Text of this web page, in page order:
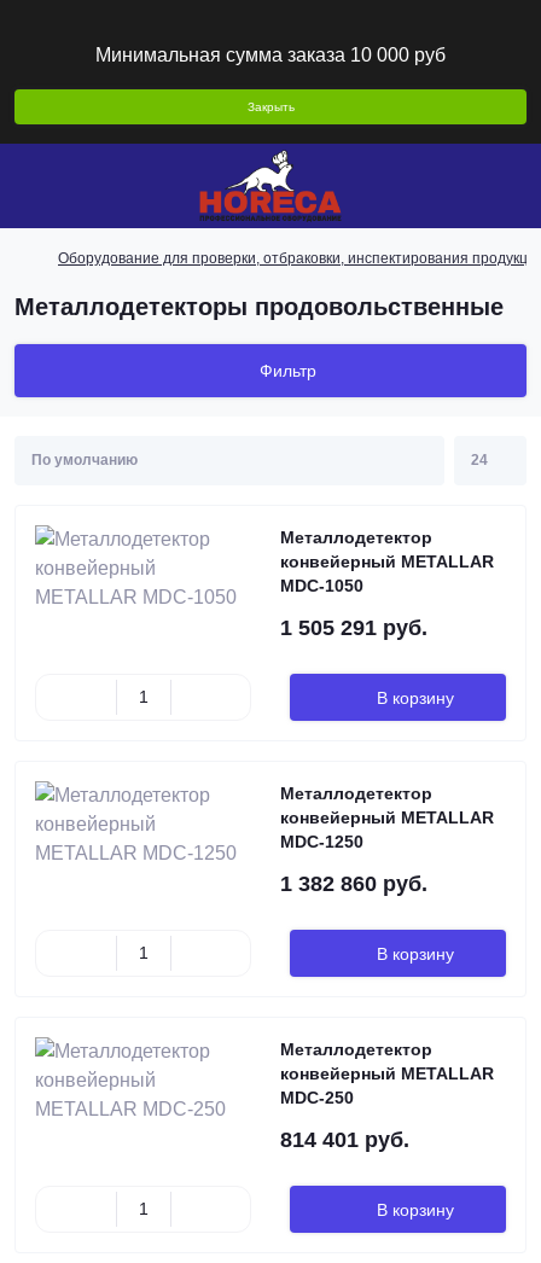
Минимальная сумма заказа 10 000 руб
Закрыть
Оборудование для проверки, отбраковки, инспектирования
Металлодетекторы продовольственные
Фильтр
Металлодетектор
конвейерный METALLAR
MDC-1050
1 505 291 руб.
В корзину
Металлодетектор
конвейерный METALLAR
MDC-1250
1 382 860 руб.
В корзину
Металлодетектор
конвейерный METALLAR
MDC-250
814 401 руб.
В корзину